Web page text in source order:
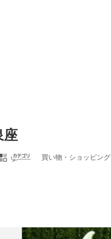
買い物・ショッピング